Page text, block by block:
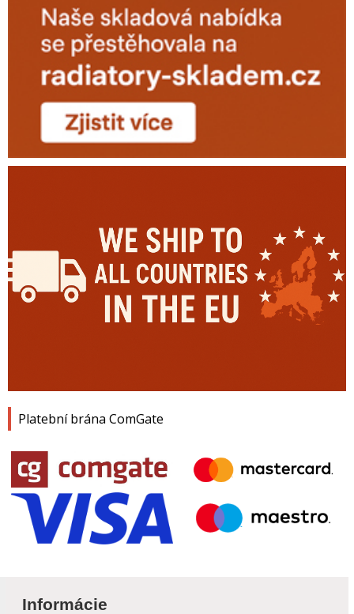
Platební brána ComGate
Informácie